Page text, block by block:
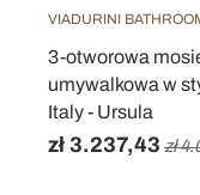
VIADURINI
3-otworowa
umywalkowa w
Italy - Ursula
zł 3.237,43 zł